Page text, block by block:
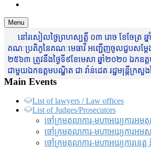
Menu
នៅរសៀលថ្ងៃព្រហស្បត្តិ៍ ០៣ រោច ខែចែត្រ ឆ្ន
គណៈប្រតិភូនៃគណៈមេធាវី អញ្ជើញចូលជួបសម្តែង
២៥៦៣ ត្រូវនឹងថ្ងៃទី៩ខែមេសា ឆ្នាំ២០២០ ឯកឧ
ជាមួយឯកឧត្តមបណ្ឌិត ជា វ៉ាន់ដេត រដ្ឋមន្រ្តី
Main Events
List of lawyers / Law offices
List of Judges/Prosecutors
ចៅក្រមតុលាការ-មហាអយ្យការអម
ចៅក្រមតុលាការ-មហាអយ្យការអម
ចៅក្រមតុលាការ-មហាអយ្យការខេត្ត